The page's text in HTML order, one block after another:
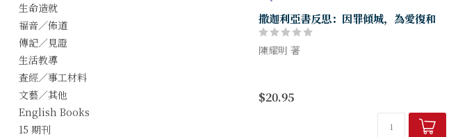
生命造就
福音／佈道
傳記／見證
生活教導
查經／事工材料
文藝／其他
English Books
15 期刊
撒迦利亞書反思：因罪傾城，為愛復和
陳耀明 著
從事教導的同工）之間架一座橋，期待一方
面避免膚淺，另方面借鏡學者研...
$20.95